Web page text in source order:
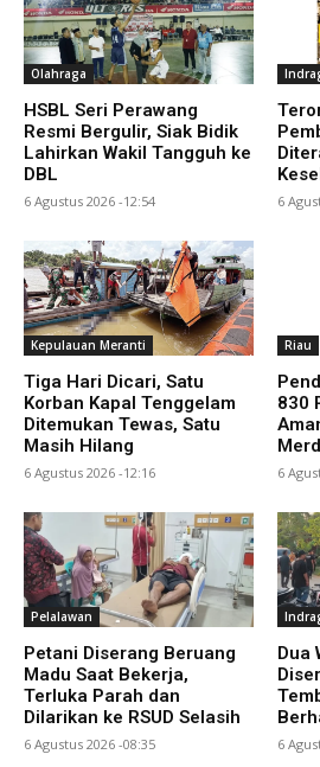
Olahraga
HSBL Seri Perawang
Resmi Bergulir, Siak Bidik
Lahirkan Wakil Tangguh ke
DBL
6 Agustus 2026 -12:54 6
Kepulauan Meranti
Tiga Hari Dicari, Satu
Korban Kapal Tenggelam
Ditemukan Tewas, Satu
Masih Hilang
6 Agustus 2026 -12:16
Riau
830
6
Pelalawan
Petani Diserang Beruang
Madu Saat Bekerja,
Terluka Parah dan
Dilarikan ke RSUD Selasih
6 Agustus 2026 -08:35
Dua
6